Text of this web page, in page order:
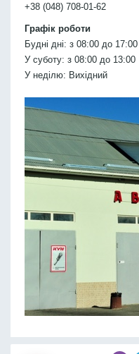
+38 (048) 708-01-62
Графік роботи
Будні дні: з 08:00 до 17:00
У суботу: з 08:00 до 13:00
У неділю: Вихідний